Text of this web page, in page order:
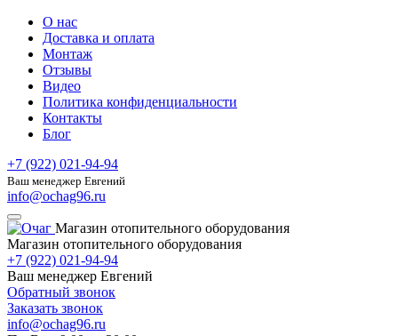
О нас
Доставка и оплата
Монтаж
Отзывы
Видео
Политика конфиденциальности
Контакты
Блог
+7 (922) 021-94-94
Ваш менеджер Евгений
info@ochag96.ru
Магазин отопительного оборудования
Магазин отопительного оборудования
+7 (922) 021-94-94
Ваш менеджер Евгений
Обратный звонок
Заказать звонок
info@ochag96.ru